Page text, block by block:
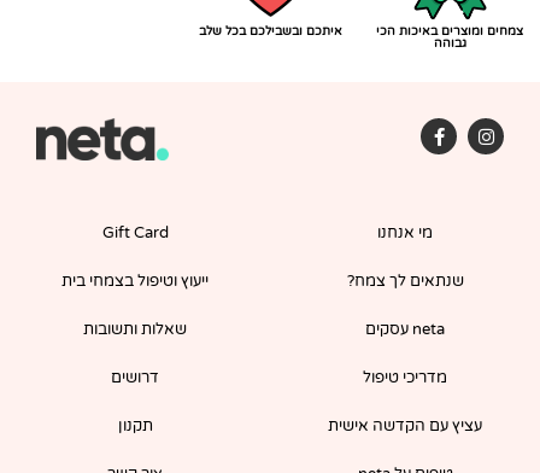
צמחים ומוצרים באיכות הכי
גבוהה
איתכם ובשבילכם בכל שלב
I
n
s
F
a
c
o
f
מי אנחנו
שנתאים לך צמח?
neta עסקים
מדריכי טיפול
עציץ עם הקדשה אישית
Gift Card
ייעוץ וטיפול בצמחי בית
שאלות ותשובות
דרושים
תקנון